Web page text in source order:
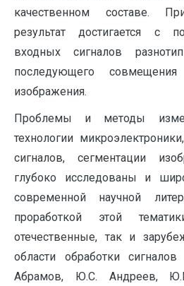
качественном составе.
результат достигается с
входных сигналов
последующего
изображения.
Проблемы и методы
технологии
сигналов, сегментации
глубоко исследованы и
современной научной
проработкой этой
отечественные, так и
области обработки
Абрамов, Ю.С. Андреев,